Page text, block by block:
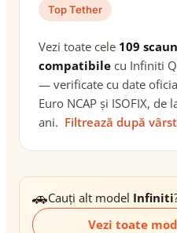
Top Tether
Vezi toate cele 109
compatibile cu Infiniti
— verificate cu date
Euro NCAP și ISOFIX,
ani. Filtrează după
🚗Cauți alt model Infiniti
Vezi toate